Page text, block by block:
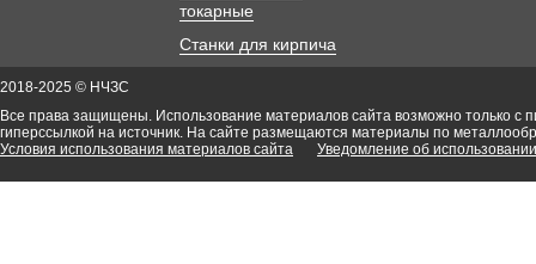
токарные
Станки для кирпича
2018-2025 © НЧЗС
Все права защищены. Использование материалов сайта возможно только с
гиперссылкой на источник. На сайте размещаются материалы по
Условия использования материалов сайта
Уведомление об